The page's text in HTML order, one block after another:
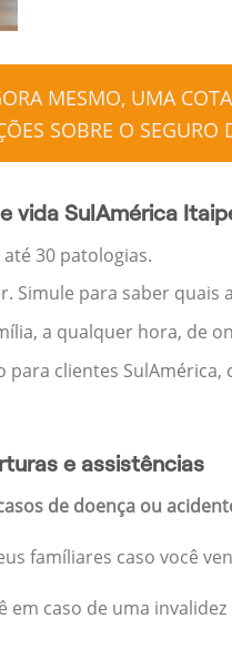
MESMO, UMA
SOBRE O SEGURO
vida SulAmérica
30 patologias.
Simule para saber quais
a qualquer hora, de
para clientes
e assistências
de doença ou
famíliares caso você
em caso de uma